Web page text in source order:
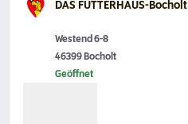
DAS FUTTERHAUS-Bocholt
Westend 6-8
46399 Bocholt
Geöffnet